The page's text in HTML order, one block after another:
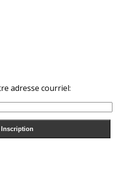
adresse courriel: